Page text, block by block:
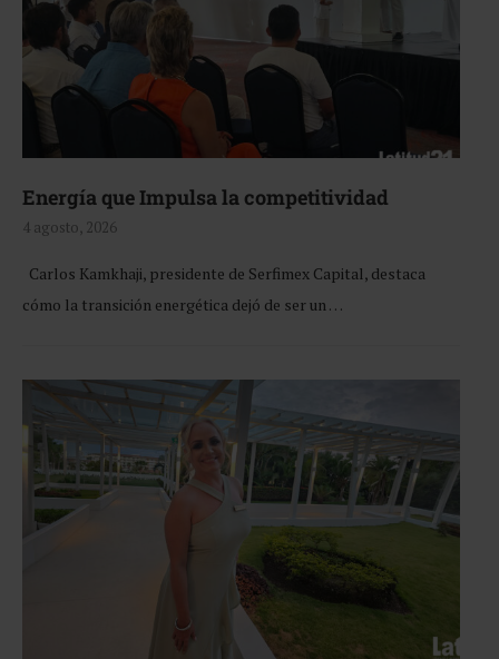
Energía que Impulsa la competitividad
4 agosto, 2026
Carlos Kamkhaji, presidente de Serfimex Capital, destaca
cómo la transición energética dejó de ser un …